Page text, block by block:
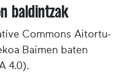
baldintzak
Commons Aitortu-
Baimen baten
4.0).